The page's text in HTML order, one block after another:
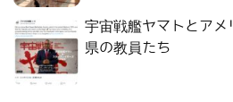
宇宙戦艦ヤマトとア
県の教員たち